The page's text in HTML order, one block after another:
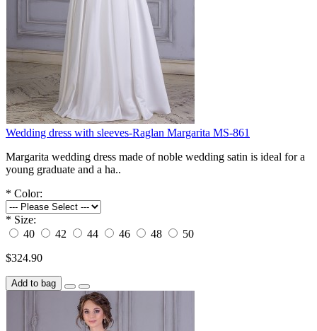
Wedding dress with sleeves-Raglan Margarita MS-861
Margarita wedding dress made of noble wedding satin is ideal for a
young graduate and a ha..
* Color:
* Size:
40
42 44 46 48
50
$324.90
Add to bag